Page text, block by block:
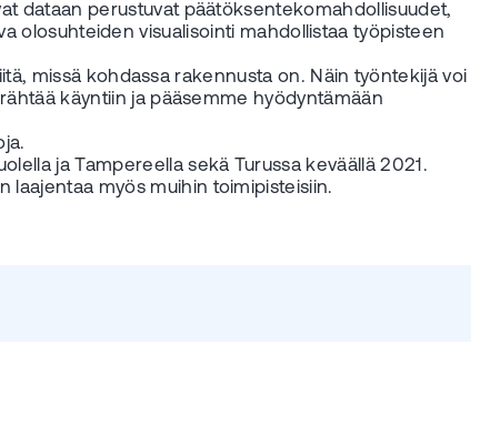
dataan perustuvat päätöksentekomahdollisuudet,
olosuhteiden visualisointi mahdollistaa työpisteen
missä kohdassa rakennusta on. Näin työntekijä voi
käyntiin ja pääsemme hyödyntämään
ja Tampereella sekä Turussa keväällä 2021.
laajentaa myös muihin toimipisteisiin.